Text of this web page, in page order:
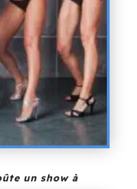
un show à